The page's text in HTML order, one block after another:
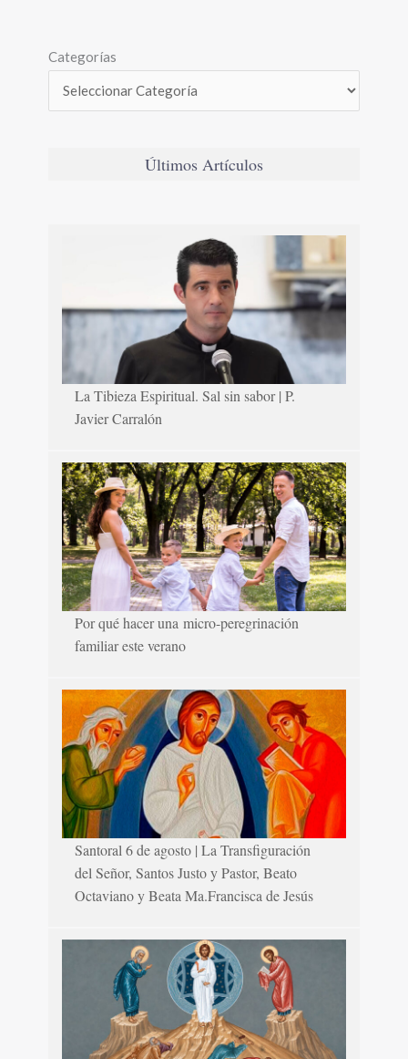
Categorías
Últimos Artículos
La Tibieza Espiritual. Sal sin sabor | P.
Javier Carralón
Por qué hacer una micro-peregrinación
familiar este verano
Santoral 6 de agosto | La Transfiguración
del Señor, Santos Justo y Pastor, Beato
Octaviano y Beata Ma.Francisca de Jesús